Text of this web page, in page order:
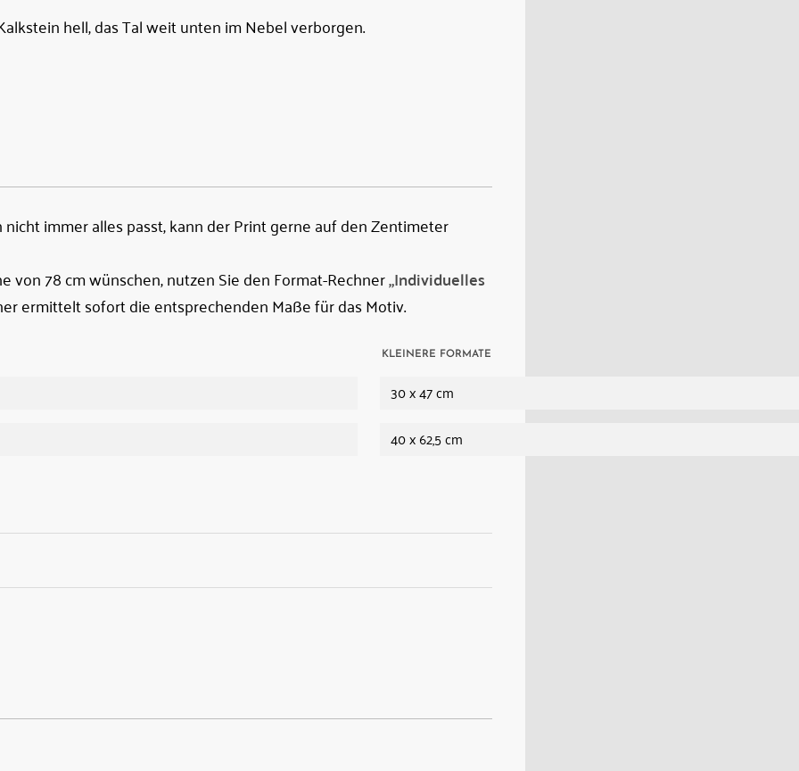
hell, das Tal weit unten im Nebel verborgen.
immer alles passt, kann der Print gerne auf den Zentimeter
von 78 cm wünschen, nutzen Sie den Format-Rechner„Individuelles
ermittelt sofort die entsprechenden Maße für das Motiv.
KLEINERE FORMATE
30 x 47 cm
40 x 62,5 cm